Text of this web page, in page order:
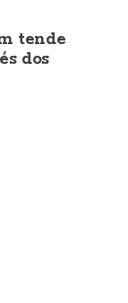
tende
dos